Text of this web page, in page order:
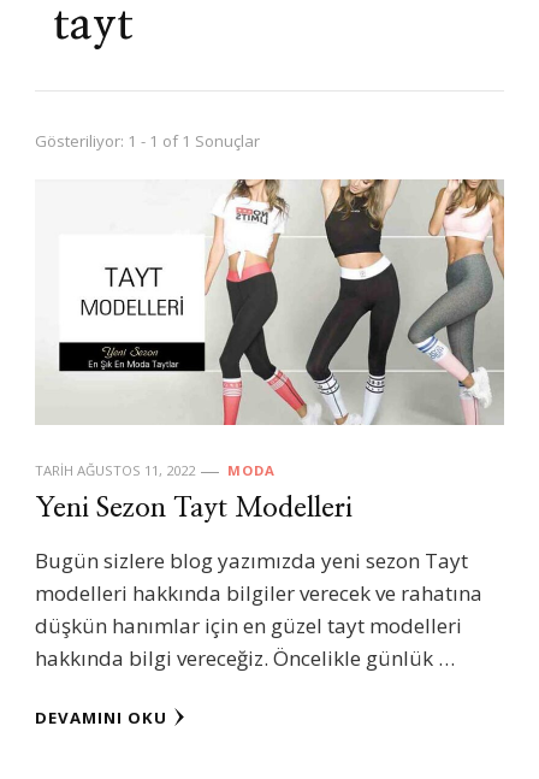
tayt
Gösteriliyor: 1 - 1 of 1 Sonuçlar
TARIH AĞUSTOS 11, 2022 MODA
Yeni Sezon Tayt Modelleri
Bugün sizlere blog yazımızda yeni sezon Tayt
modelleri hakkında bilgiler verecek ve rahatına
düşkün hanımlar için en güzel tayt modelleri
hakkında bilgi vereceğiz. Öncelikle günlük …
DEVAMINI OKU